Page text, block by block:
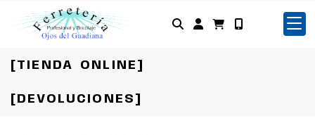
Identifícate
[TIENDA ONLINE]
[DEVOLUCIONES]